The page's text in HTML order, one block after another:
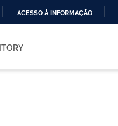
ACESSO À INFORMAÇÃO